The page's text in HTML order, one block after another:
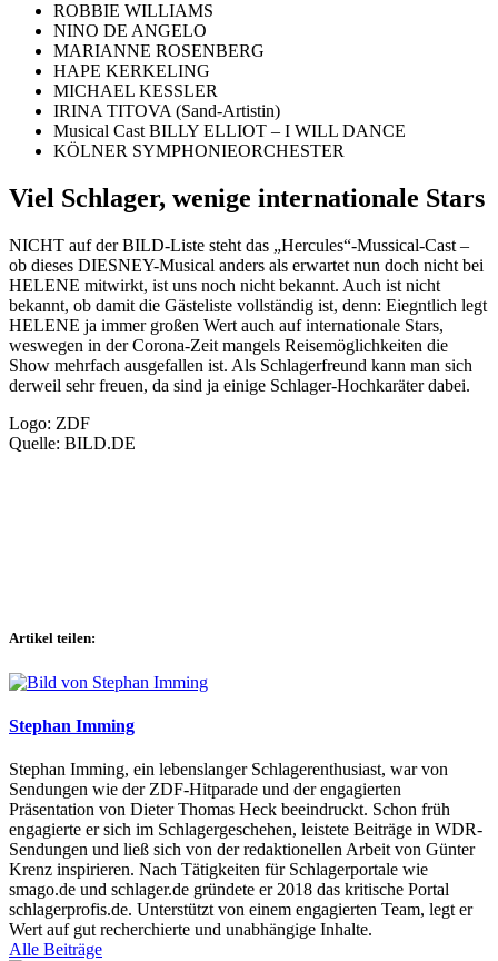
ROBBIE WILLIAMS
NINO DE ANGELO
MARIANNE ROSENBERG
HAPE KERKELING
MICHAEL KESSLER
IRINA TITOVA (Sand-Artistin)
Musical Cast BILLY ELLIOT – I WILL DANCE
KÖLNER SYMPHONIEORCHESTER
Viel Schlager, wenige internationale Stars
NICHT auf der BILD-Liste steht das „Hercules“-Mussical-Cast –
ob dieses DIESNEY-Musical anders als erwartet nun doch nicht bei
HELENE mitwirkt, ist uns noch nicht bekannt. Auch ist nicht
bekannt, ob damit die Gästeliste vollständig ist, denn: Eiegntlich legt
HELENE ja immer großen Wert auch auf internationale Stars,
weswegen in der Corona-Zeit mangels Reisemöglichkeiten die
Show mehrfach ausgefallen ist. Als Schlagerfreund kann man sich
derweil sehr freuen, da sind ja einige Schlager-Hochkaräter dabei.
Logo: ZDF
Quelle: BILD.DE
Artikel teilen:
Stephan Imming
Stephan Imming, ein lebenslanger Schlagerenthusiast, war von
Sendungen wie der ZDF-Hitparade und der engagierten
Präsentation von Dieter Thomas Heck beeindruckt. Schon früh
engagierte er sich im Schlagergeschehen, leistete Beiträge in WDR-
Sendungen und ließ sich von der redaktionellen Arbeit von Günter
Krenz inspirieren. Nach Tätigkeiten für Schlagerportale wie
smago.de und schlager.de gründete er 2018 das kritische Portal
schlagerprofis.de. Unterstützt von einem engagierten Team, legt er
Wert auf gut recherchierte und unabhängige Inhalte.
Alle Beiträge